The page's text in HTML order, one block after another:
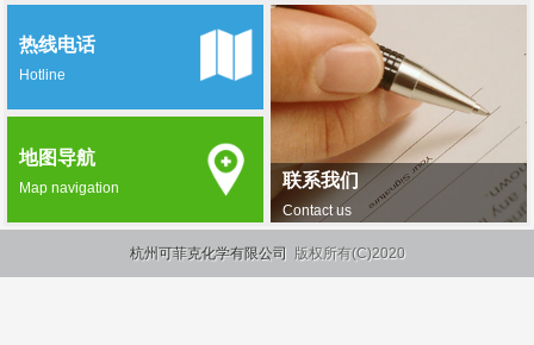
联系我们
Contact us
热线电话
Hotline
地图导航
Map navigation
杭州可菲克化学有限公司 版权所有(C)2020